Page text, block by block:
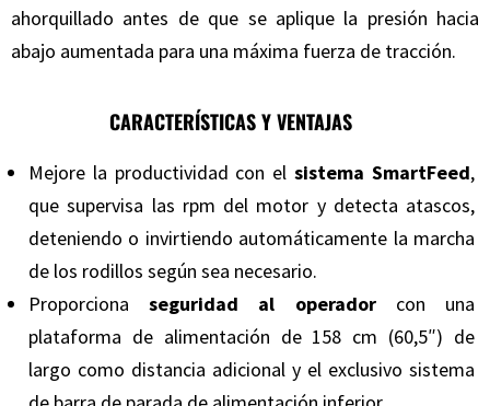
ahorquillado antes de que se aplique la presión hacia
abajo aumentada para una máxima fuerza de tracción.
CARACTERÍSTICAS Y VENTAJAS
Mejore la productividad con elsistema SmartFeed,
que supervisa las rpm del motor y detecta atascos,
deteniendo o invirtiendo automáticamente la marcha
de los rodillos según sea necesario.
Proporcionaseguridad al operadorcon una
plataforma de alimentación de 158 cm (60,5″) de
largo como distancia adicional y el exclusivo sistema